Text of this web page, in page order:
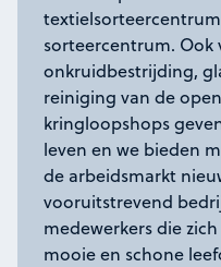
sorteercentrum. Ook
onkruidbestrijding,
reiniging van de
kringloopshops
leven en we bieden
de arbeidsmarkt
vooruitstrevend
medewerkers die
mooie en schone